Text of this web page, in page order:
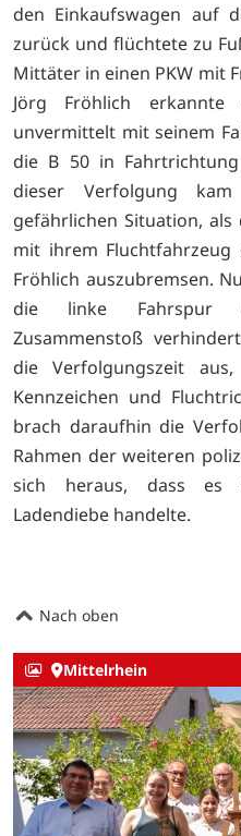
den Einkaufswagen auf
zurück und flüchtete zu
Mittäter in einen PKW mit
Jörg Fröhlich
unvermittelt mit seinem
die B 50 in
dieser Verfolgung
gefährlichen Situation,
mit ihrem Fluchtfahrzeug
Fröhlich auszubremsen.
die linke Fahrspur
Zusammenstoß
die Verfolgungszeit
Kennzeichen und
brach daraufhin die
Rahmen der weiteren
sich heraus, dass es
Ladendiebe handelte.
Nach oben
Mittelrhein